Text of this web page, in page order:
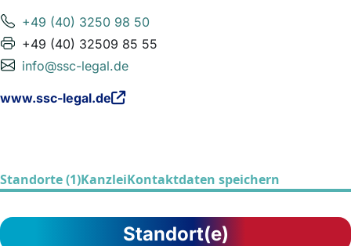
+49 (40) 3250 98 50
+49 (40) 32509 85 55
info@ssc-legal.de
www.ssc-legal.de
Standorte (1)KanzleiKontaktdaten speichern
Standort(e)